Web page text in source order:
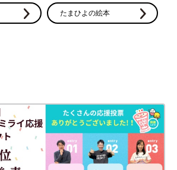
まむらのLOGOS DAYS（ロゴス デイ
DAYSアイテムをご紹介します！
るおしゃれなコーディネートばかりで、服
うです♪ 「定番のTシャツで、おしゃれコ
いう方は、ぜひしまむらのキッズ服をチェ
ね。
たまひよの絵本